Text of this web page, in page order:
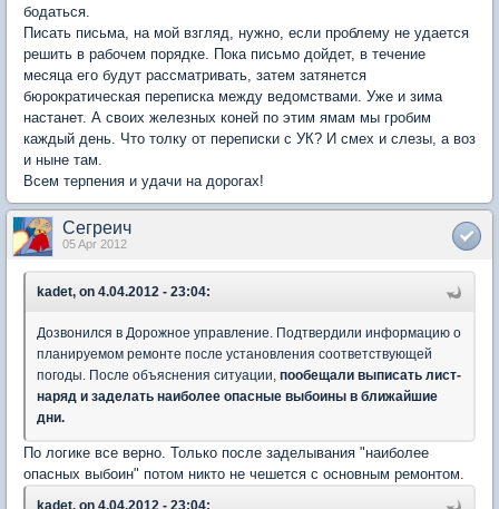
бодаться.
Писать письма, на мой взгляд, нужно, если проблему не удается
решить в рабочем порядке. Пока письмо дойдет, в течение
месяца его будут рассматривать, затем затянется
бюрократическая переписка между ведомствами. Уже и зима
настанет. А своих железных коней по этим ямам мы гробим
каждый день. Что толку от переписки с УК? И смех и слезы, а воз
и ныне там.
Всем терпения и удачи на дорогах!
Сегреич
05 Apr 2012
kadet, on 4.04.2012 - 23:04:
Дозвонился в Дорожное управление. Подтвердили информацию о
планируемом ремонте после установления соответствующей
погоды. После объяснения ситуации, пообещали выписать лист-
наряд и заделать наиболее опасные выбоины в ближайшие
дни.
По логике все верно. Только после заделывания "наиболее
опасных выбоин" потом никто не чешется с основным ремонтом.
kadet, on 4.04.2012 - 23:04: